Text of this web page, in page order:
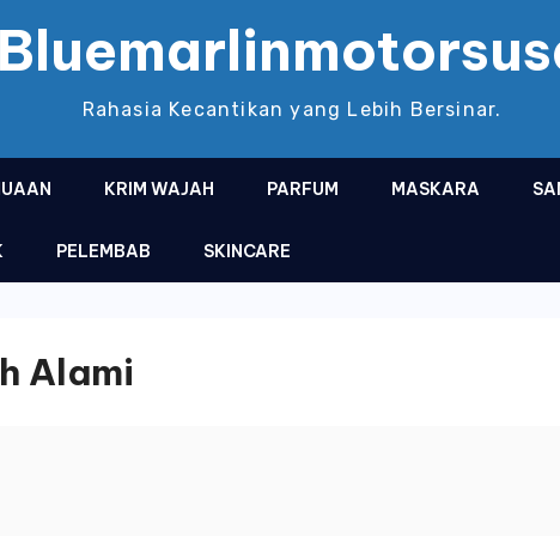
Rahasia Kecantikan yang Lebih Bersinar.
KRIM WAJAH PARFUM MASKARA
PELEMBAB SKINCARE
Alami